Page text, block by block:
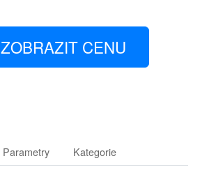
ZOBRAZIT CENU
Parametry Kategorie